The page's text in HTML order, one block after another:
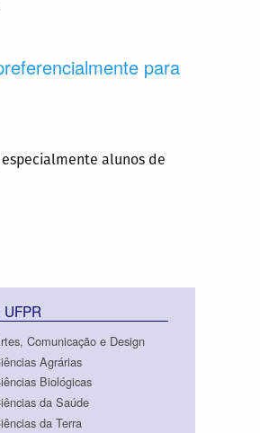
para
alunos de
Comunicação e Design
Agrárias
Biológicas
da Saúde
da Terra